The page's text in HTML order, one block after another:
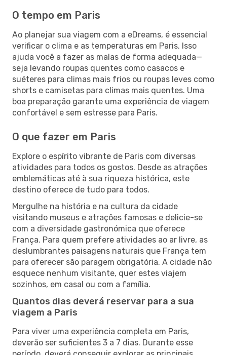
O tempo em Paris
Ao planejar sua viagem com a eDreams, é essencial
verificar o clima e as temperaturas em Paris. Isso
ajuda você a fazer as malas de forma adequada—
seja levando roupas quentes como casacos e
suéteres para climas mais frios ou roupas leves como
shorts e camisetas para climas mais quentes. Uma
boa preparação garante uma experiência de viagem
confortável e sem estresse para Paris.
O que fazer em Paris
Explore o espírito vibrante de Paris com diversas
atividades para todos os gostos. Desde as atrações
emblemáticas até à sua riqueza histórica, este
destino oferece de tudo para todos.
Mergulhe na história e na cultura da cidade
visitando museus e atrações famosas e delicie-se
com a diversidade gastronómica que oferece
França. Para quem prefere atividades ao ar livre, as
deslumbrantes paisagens naturais que França tem
para oferecer são paragem obrigatória. A cidade não
esquece nenhum visitante, quer estes viajem
sozinhos, em casal ou com a família.
Quantos dias deverá reservar para a sua
viagem a Paris
Para viver uma experiência completa em Paris,
deverão ser suficientes 3 a 7 dias. Durante esse